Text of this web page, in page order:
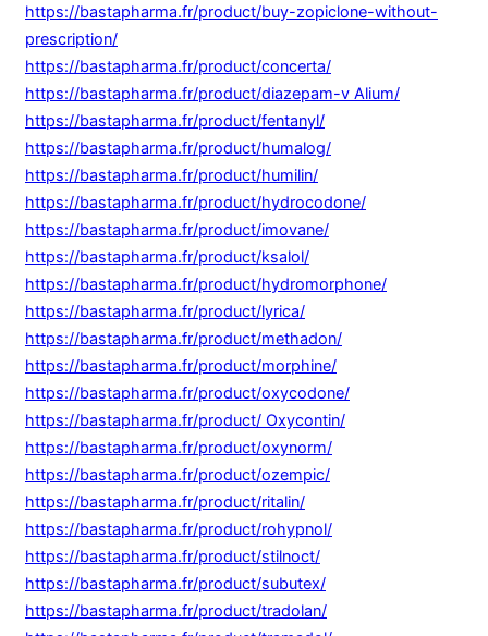
https://bastapharma.fr/product/buy-zopiclone-without-
prescription/
https://bastapharma.fr/product/concerta/
https://bastapharma.fr/product/diazepam-v Alium/
https://bastapharma.fr/product/fentanyl/
https://bastapharma.fr/product/humalog/
https://bastapharma.fr/product/humilin/
https://bastapharma.fr/product/hydrocodone/
https://bastapharma.fr/product/imovane/
https://bastapharma.fr/product/ksalol/
https://bastapharma.fr/product/hydromorphone/
https://bastapharma.fr/product/lyrica/
https://bastapharma.fr/product/methadon/
https://bastapharma.fr/product/morphine/
https://bastapharma.fr/product/oxycodone/
https://bastapharma.fr/product/ Oxycontin/
https://bastapharma.fr/product/oxynorm/
https://bastapharma.fr/product/ozempic/
https://bastapharma.fr/product/ritalin/
https://bastapharma.fr/product/rohypnol/
https://bastapharma.fr/product/stilnoct/
https://bastapharma.fr/product/subutex/
https://bastapharma.fr/product/tradolan/